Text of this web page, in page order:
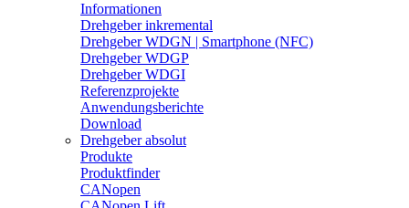
Informationen
Drehgeber inkremental
Drehgeber WDGN | Smartphone (NFC)
Drehgeber WDGP
Drehgeber WDGI
Referenzprojekte
Anwendungsberichte
Download
Drehgeber absolut
Produkte
Produktfinder
CANopen